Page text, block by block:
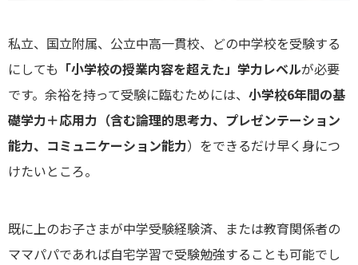
私立、国立附属、公立中高一貫校、どの中学校を受験する
にしても 「小学校の授業内容を超えた」学力レベルが必要
です。余裕を持って受験に臨むためには、 小学校6年間の基
礎学力＋応用力（含む論理的思考力、プレゼンテーション
能力、コミュニケーション能力）をできるだけ早く身につ
けたいところ。
既に上のお子さまが中学受験経験済、または教育関係者の
ママパパであれば自宅学習で受験勉強することも可能でし